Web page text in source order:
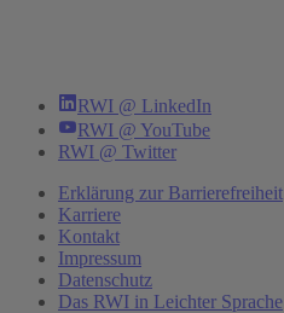
RWI @ LinkedIn
RWI @ YouTube
RWI @ Twitter
Erklärung zur Barrierefreiheit
Karriere
Kontakt
Impressum
Datenschutz
Das RWI in Leichter Sprache